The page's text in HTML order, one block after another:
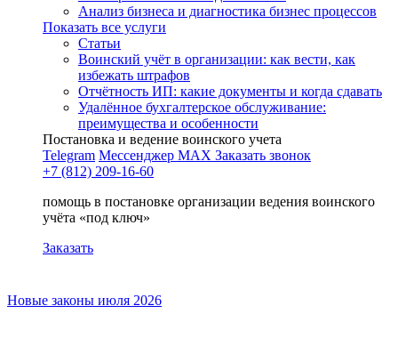
Анализ бизнеса и диагностика бизнес процессов
Показать все услуги
Статьи
Воинский учёт в организации: как вести, как
избежать штрафов
Отчётность ИП: какие документы и когда сдавать
Удалённое бухгалтерское обслуживание:
преимущества и особенности
Постановка и ведение воинского учета
Telegram Мессенджер MAX Заказать звонок
+7 (812) 209-16-60
помощь в постановке организации ведения воинского
учёта «под ключ»
Заказать
Новые законы июля 2026